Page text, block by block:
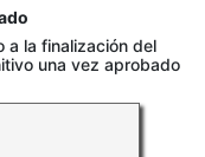
a la finalización del
una vez aprobado